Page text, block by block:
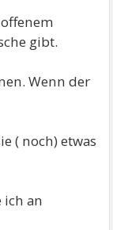
gibt.
Wenn der
( noch) etwas
an